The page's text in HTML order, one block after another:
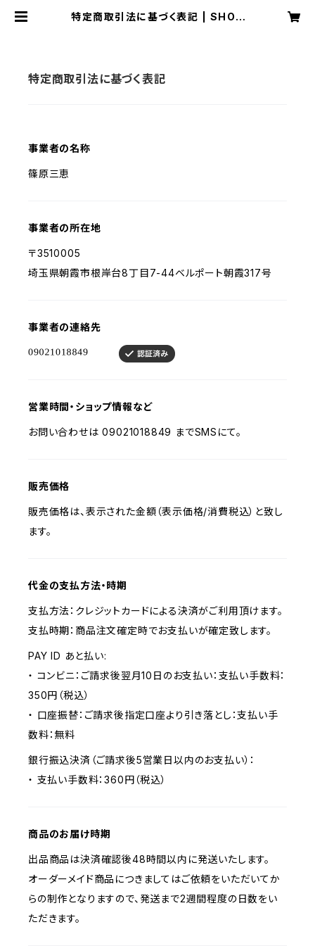
特定商取引法に基づく表記 | SHOP
特定商取引法に基づく表記
事業者の名称
篠原三恵
事業者の所在地
〒3510005
埼玉県朝霞市根岸台8丁目7-44ベルポート朝霞317号
事業者の連絡先
営業時間・ショップ情報など
お問い合わせは 09021018849 までSMSにて。
販売価格
販売価格は、表示された金額（表示価格/消費税込）と致し
ます。
代金の支払方法・時期
支払方法：クレジットカードによる決済がご利用頂けます。
支払時期：商品注文確定時でお支払いが確定致します。
PAY ID あと払い:
・ コンビニ：ご請求後翌月10日のお支払い：支払い手数料：
350円（税込）
・ 口座振替：ご請求後指定口座より引き落とし：支払い手
数料：無料
銀行振込決済（ご請求後5営業日以内のお支払い）：
・ 支払い手数料：360円（税込）
商品のお届け時期
出品商品は決済確認後48時間以内に発送いたします。
オーダーメイド商品につきましてはご依頼をいただいてか
らの制作となりますので、発送まで2週間程度の日数をい
ただきます。